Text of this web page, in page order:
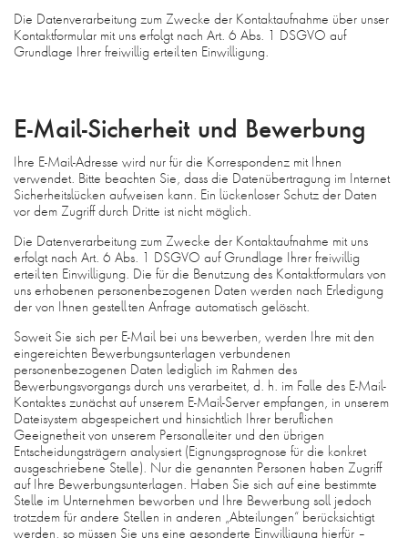
Die Datenverarbeitung zum Zwecke der Kontaktaufnahme über unser
Kontaktformular mit uns erfolgt nach Art. 6 Abs. 1 DSGVO auf
Grundlage Ihrer freiwillig erteilten Einwilligung.
E-Mail-Sicherheit und Bewerbung
Ihre E-Mail-Adresse wird nur für die Korrespondenz mit Ihnen
verwendet. Bitte beachten Sie, dass die Datenübertragung im Internet
Sicherheitslücken aufweisen kann. Ein lückenloser Schutz der Daten
vor dem Zugriff durch Dritte ist nicht möglich.
Die Datenverarbeitung zum Zwecke der Kontaktaufnahme mit uns
erfolgt nach Art. 6 Abs. 1 DSGVO auf Grundlage Ihrer freiwillig
erteilten Einwilligung. Die für die Benutzung des Kontaktformulars von
uns erhobenen personenbezogenen Daten werden nach Erledigung
der von Ihnen gestellten Anfrage automatisch gelöscht.
Soweit Sie sich per E-Mail bei uns bewerben, werden Ihre mit den
eingereichten Bewerbungsunterlagen verbundenen
personenbezogenen Daten lediglich im Rahmen des
Bewerbungsvorgangs durch uns verarbeitet, d. h. im Falle des E-Mail-
Kontaktes zunächst auf unserem E-Mail-Server empfangen, in unserem
Dateisystem abgespeichert und hinsichtlich Ihrer beruflichen
Geeignetheit von unserem Personalleiter und den übrigen
Entscheidungsträgern analysiert (Eignungsprognose für die konkret
ausgeschriebene Stelle). Nur die genannten Personen haben Zugriff
auf Ihre Bewerbungsunterlagen. Haben Sie sich auf eine bestimmte
Stelle im Unternehmen beworben und Ihre Bewerbung soll jedoch
trotzdem für andere Stellen in anderen „Abteilungen“ berücksichtigt
werden, so müssen Sie uns eine gesonderte Einwilligung hierfür –